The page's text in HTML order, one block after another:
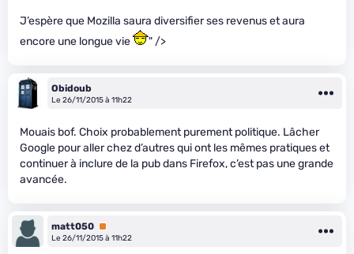
J’espère que Mozilla saura diversifier ses revenus et aura
encore une longue vie
" />
Obidoub
Le 26/11/2015 à 11h22
Mouais bof. Choix probablement purement politique. Lâcher
Google pour aller chez d’autres qui ont les mêmes pratiques et
continuer à inclure de la pub dans Firefox, c’est pas une grande
avancée.
matt050 Premium
Le 26/11/2015 à 11h22